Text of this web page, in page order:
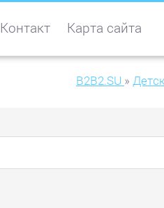
Контакт Карта сайта
B2B2.SU »